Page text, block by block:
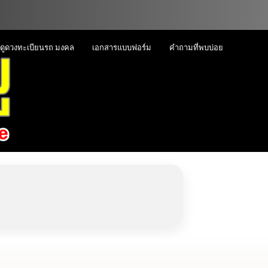
ดูดวงทะเบียนรถ มงคล เอกสารแบบฟอร์ม คำถามที่พบบ่อย